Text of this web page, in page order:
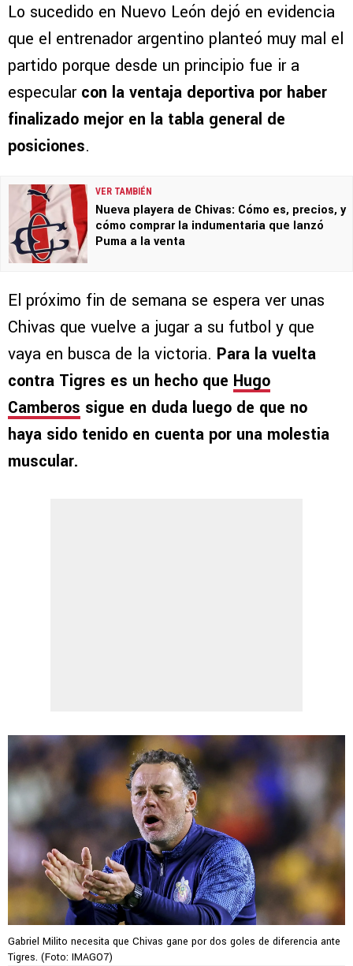
Lo sucedido en Nuevo León dejó en evidencia
que el entrenador argentino planteó muy mal el
partido porque desde un principio fue ir a
especular con la ventaja deportiva por haber
finalizado mejor en la tabla general de
posiciones.
VER TAMBIÉN
Nueva playera de Chivas: Cómo es, precios, y
cómo comprar la indumentaria que lanzó
Puma a la venta
El próximo fin de semana se espera ver unas
Chivas que vuelve a jugar a su futbol y que
vaya en busca de la victoria. Para la vuelta
contra Tigres es un hecho que Hugo
Camberos sigue en duda luego de que no
haya sido tenido en cuenta por una molestia
muscular.
Gabriel Milito necesita que Chivas gane por dos goles de diferencia ante
Tigres. (Foto: IMAGO7)